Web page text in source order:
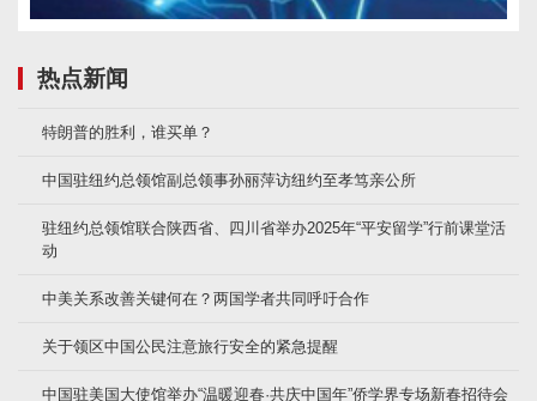
热点新闻
特朗普的胜利，谁买单？
中国驻纽约总领馆副总领事孙丽萍访纽约至孝笃亲公所
驻纽约总领馆联合陕西省、四川省举办2025年“平安留学”行前课堂活
动
中美关系改善关键何在？两国学者共同呼吁合作
关于领区中国公民注意旅行安全的紧急提醒
中国驻美国大使馆举办“温暖迎春·共庆中国年”侨学界专场新春招待会